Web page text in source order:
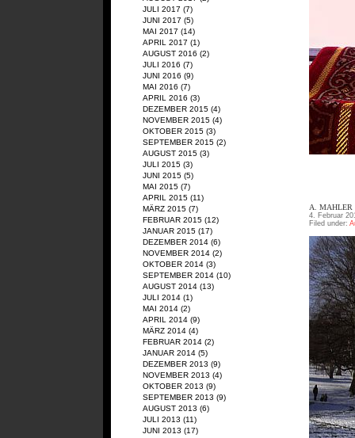
JULI 2017 (7)
JUNI 2017 (5)
MAI 2017 (14)
APRIL 2017 (1)
AUGUST 2016 (2)
JULI 2016 (7)
JUNI 2016 (9)
MAI 2016 (7)
APRIL 2016 (3)
DEZEMBER 2015 (4)
NOVEMBER 2015 (4)
OKTOBER 2015 (3)
SEPTEMBER 2015 (2)
AUGUST 2015 (3)
JULI 2015 (3)
JUNI 2015 (5)
MAI 2015 (7)
APRIL 2015 (11)
MÄRZ 2015 (7)
FEBRUAR 2015 (12)
JANUAR 2015 (17)
DEZEMBER 2014 (6)
NOVEMBER 2014 (2)
OKTOBER 2014 (3)
SEPTEMBER 2014 (10)
AUGUST 2014 (13)
JULI 2014 (1)
MAI 2014 (2)
APRIL 2014 (9)
MÄRZ 2014 (4)
FEBRUAR 2014 (2)
JANUAR 2014 (5)
DEZEMBER 2013 (9)
NOVEMBER 2013 (4)
OKTOBER 2013 (9)
SEPTEMBER 2013 (9)
AUGUST 2013 (6)
JULI 2013 (11)
JUNI 2013 (17)
A. MAHLER
4. Februar
Filed under: